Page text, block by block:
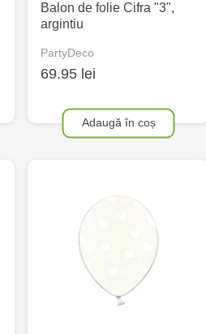
Balon de folie Cifra "3",
argintiu
PartyDeco
69.95 lei
Adaugă în coș